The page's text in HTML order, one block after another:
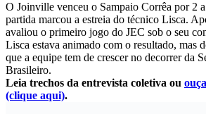
O Joinville venceu o Sampaio Corrêa por 2
partida marcou a estreia do técnico Lisca.
avaliou o primeiro jogo do JEC sob o seu
Lisca estava animado com o resultado, mas
que a equipe tem de crescer no decorrer da
Brasileiro.
Leia trechos da entrevista coletiva ou
(clique aqui).